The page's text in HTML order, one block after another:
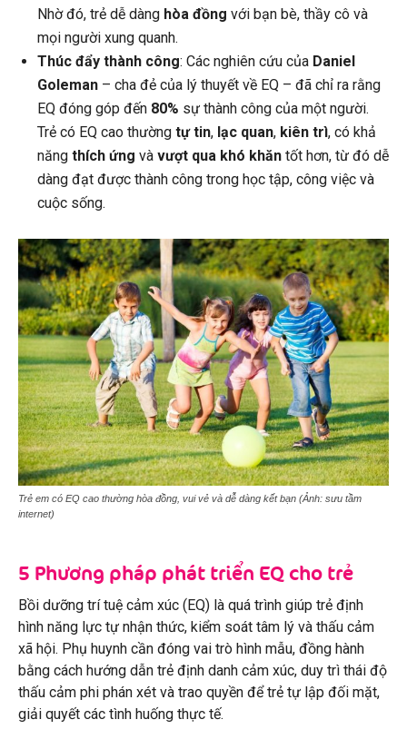
Nhờ đó, trẻ dễ dàng hòa đồng với bạn bè, thầy cô và
mọi người xung quanh.
Thúc đẩy thành công: Các nghiên cứu của Daniel
Goleman – cha đẻ của lý thuyết về EQ – đã chỉ ra rằng
EQ đóng góp đến 80% sự thành công của một người.
Trẻ có EQ cao thường tự tin, lạc quan, kiên trì, có khả
năng thích ứng và vượt qua khó khăn tốt hơn, từ đó dễ
dàng đạt được thành công trong học tập, công việc và
cuộc sống.
Trẻ em có EQ cao thường hòa đồng, vui vẻ và dễ dàng kết bạn (Ảnh: sưu tầm
internet)
5 Phương pháp phát triển EQ cho trẻ
Bồi dưỡng trí tuệ cảm xúc (EQ) là quá trình giúp trẻ định
hình năng lực tự nhận thức, kiểm soát tâm lý và thấu cảm
xã hội. Phụ huynh cần đóng vai trò hình mẫu, đồng hành
bằng cách hướng dẫn trẻ định danh cảm xúc, duy trì thái độ
thấu cảm phi phán xét và trao quyền để trẻ tự lập đối mặt,
giải quyết các tình huống thực tế.